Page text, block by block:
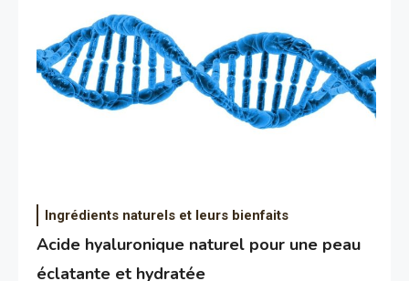
Ingrédients naturels et leurs bienfaits
Acide hyaluronique naturel pour une peau
éclatante et hydratée